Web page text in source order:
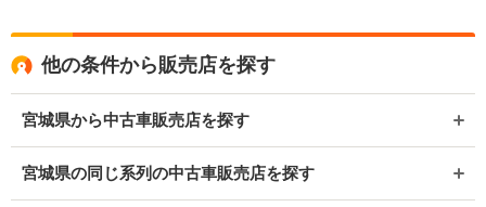
他の条件から販売店を探す
宮城県から中古車販売店を探す
宮城県の同じ系列の中古車販売店を探す